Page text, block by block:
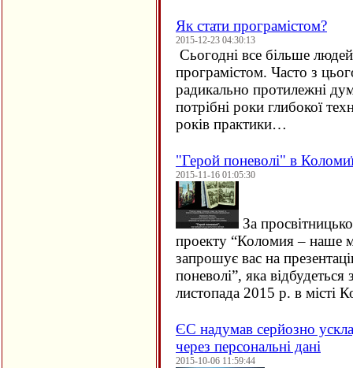
Як стати програмістом?
2015-12-23 04:30:13
Сьогодні все більше
програмістом. Часто з
радикально протилежні
потрібні роки глибокої
років практики…
"Герой поневолі" в
2015-11-16 01:05:30
За
проекту “Коломия – наше
запрошує вас на
поневолі”, яка відбудеться
листопада 2015 р. в місті
ЄC надумав серйозно
через персональні дані
2015-10-06 11:59:44